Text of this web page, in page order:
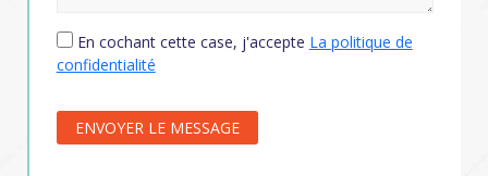
En cochant cette case, j'accepte La politique de
confidentialité